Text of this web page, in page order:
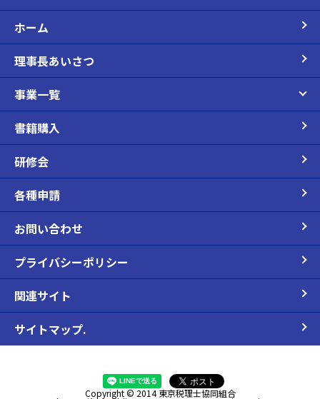
ホーム
理事長あいさつ
事業一覧
書籍購入
研修会
各種申請
お問い合わせ
プライバシーポリシー
関連サイト
サイトマップ.
Copyright © 2014 東京税理士協同組合